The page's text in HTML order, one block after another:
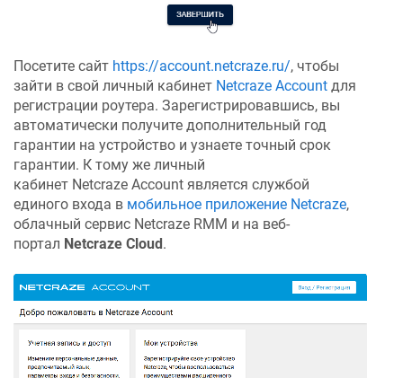
Посетите сайт https://account.netcraze.ru/, чтобы
зайти в свой личный кабинет Netcraze Account для
регистрации роутера. Зарегистрировавшись, вы
автоматически получите дополнительный год
гарантии на устройство и узнаете точный срок
гарантии. К тому же личный
кабинет Netcraze Account является службой
единого входа в мобильное приложение Netcraze,
облачный сервис Netcraze RMM и на веб-
портал Netcraze Cloud.